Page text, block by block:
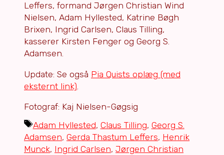
Leffers, formand Jørgen Christian Wind
Nielsen, Adam Hyllested, Katrine Bøgh
Brixen, Ingrid Carlsen, Claus Tilling,
kasserer Kirsten Fenger og Georg S.
Adamsen.
Update: Se også Pia Quists oplæg (med
eksternt link)
Fotograf: Kaj Nielsen-Gøgsig
Tags
Adam Hyllested, Claus Tilling, Georg S.
Adamsen, Gerda Thastum Leffers, Henrik
Munck, Ingrid Carlsen, Jørgen Christian